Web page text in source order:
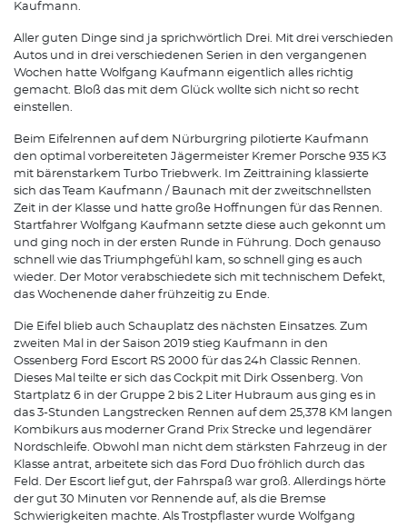
Kaufmann.
Aller guten Dinge sind ja sprichwörtlich Drei. Mit drei verschieden
Autos und in drei verschiedenen Serien in den vergangenen
Wochen hatte Wolfgang Kaufmann eigentlich alles richtig
gemacht. Bloß das mit dem Glück wollte sich nicht so recht
einstellen.
Beim Eifelrennen auf dem Nürburgring pilotierte Kaufmann
den optimal vorbereiteten Jägermeister Kremer Porsche 935 K3
mit bärenstarkem Turbo Triebwerk. Im Zeittraining klassierte
sich das Team Kaufmann / Baunach mit der zweitschnellsten
Zeit in der Klasse und hatte große Hoffnungen für das Rennen.
Startfahrer Wolfgang Kaufmann setzte diese auch gekonnt um
und ging noch in der ersten Runde in Führung. Doch genauso
schnell wie das Triumphgefühl kam, so schnell ging es auch
wieder. Der Motor verabschiedete sich mit technischem Defekt,
das Wochenende daher frühzeitig zu Ende.
Die Eifel blieb auch Schauplatz des nächsten Einsatzes. Zum
zweiten Mal in der Saison 2019 stieg Kaufmann in den
Ossenberg Ford Escort RS 2000 für das 24h Classic Rennen.
Dieses Mal teilte er sich das Cockpit mit Dirk Ossenberg. Von
Startplatz 6 in der Gruppe 2 bis 2 Liter Hubraum aus ging es in
das 3-Stunden Langstrecken Rennen auf dem 25,378 KM langen
Kombikurs aus moderner Grand Prix Strecke und legendärer
Nordschleife. Obwohl man nicht dem stärksten Fahrzeug in der
Klasse antrat, arbeitete sich das Ford Duo fröhlich durch das
Feld. Der Escort lief gut, der Fahrspaß war groß. Allerdings hörte
der gut 30 Minuten vor Rennende auf, als die Bremse
Schwierigkeiten machte. Als Trostpflaster wurde Wolfgang